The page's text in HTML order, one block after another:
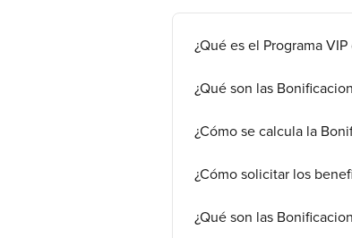
¿Qué es el Programa VIP
¿Qué son las
¿Cómo se calcula la
¿Cómo solicitar los
¿Qué son las